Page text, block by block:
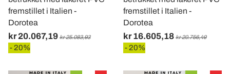
fremstillet i Italien -
Dorotea
kr 20.067,19 kr 25.083,93
- 20%
fremstillet i Italien -
Dorotea
kr 16.605,18 kr 20.756,49
- 20%